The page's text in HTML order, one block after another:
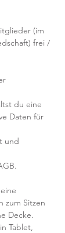
(im
frei /
du eine
Daten für
und
zum Sitzen
Decke.
Tablet,